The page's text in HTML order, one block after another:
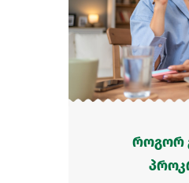
როგორ